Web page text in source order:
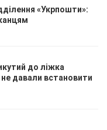
«Укрпошти»:
до ліжка
давали встановити